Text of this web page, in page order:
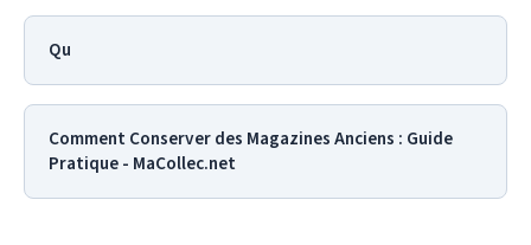
Qu
Comment Conserver des Magazines Anciens : Guide
Pratique - MaCollec.net